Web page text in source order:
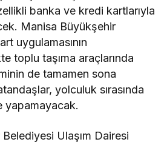
banka ve kredi kartlarıyla
Manisa Büyükşehir
uygulamasının
toplu taşıma araçlarında
de tamamen sona
yolculuk sırasında
yapamayacak.
Ulaşım Dairesi